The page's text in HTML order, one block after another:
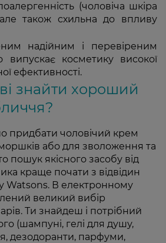
(чоловіча шкіра
також схильна до впливу
надійним і перевіреним
косметику високої
ефективності.
знайти хороший
придбати чоловічий крем
або для зволоження та
пошук якісного засобу від
краще почати з відвідин
Watsons. В електронному
великий вибір
Ти знайдеш і потрібний
(шампуні, гелі для душу,
дезодоранти, парфуми,